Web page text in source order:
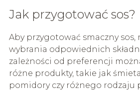
Jak przygotować sos?
Aby przygotować smaczny sos,
wybrania odpowiednich
zależności od preferencji
różne produkty, takie jak
pomidory czy różnego rodzaju